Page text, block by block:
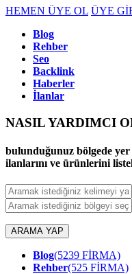
HEMEN ÜYE OL ÜYE
Blog
Rehber
Seo
Backlink
Haberler
İlanlar
NASIL YARDIMCI
bulunduğunuz bölgede
ilanlarını ve ürünlerini
ARAMA YAP
Blog(5239 FİRMA)
Rehber(525 FİRMA)